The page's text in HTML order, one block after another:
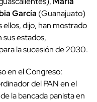
García (Guanajuato)
dijo, han mostrado
sus estados,
la sucesión de 2030.
en el Congreso:
del PAN en el
la bancada panista en